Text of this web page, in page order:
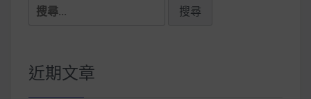
搜
鍵
字:
近期文章